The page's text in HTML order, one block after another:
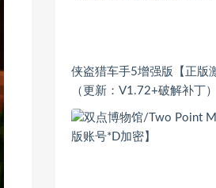
侠盗猎车手5增强版【正版
（更新：V1.72+破解补丁）